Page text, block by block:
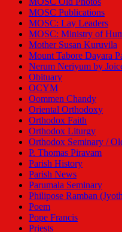
MOSC Publications
MOSC: Lay Leaders
MOSC: Ministry of
Mother Susan Kuruvila
Mount Tabore Dayara
Nerum Neriyum by
Obituary
OCYM
Oommen Chandy
Oriental Orthodoxy
Orthodox Faith
Orthodox Liturgy
Orthodox Seminary /
P. Thomas Piravam
Parish History
Parish News
Parumala Seminary
Philipose Ramban
Poem
Pope Francis
Priests